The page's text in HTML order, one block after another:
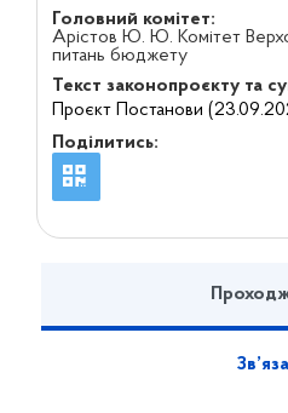
Головний комітет:
Арістов Ю. Ю. Комітет
питань бюджету
Текст законопроєкту та
Проєкт Постанови
Поділитись: